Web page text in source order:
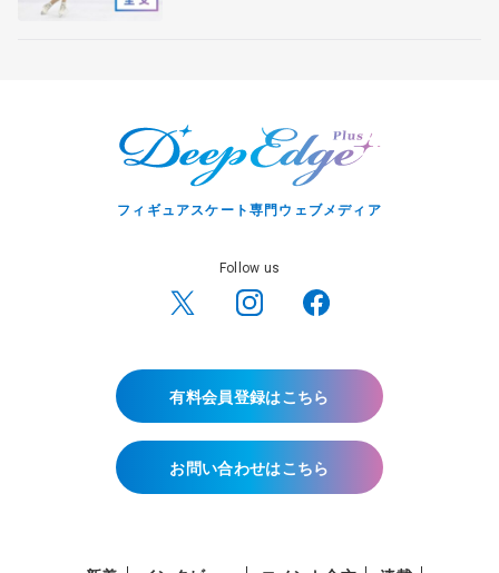
フィギュアスケート専門ウェブメディア
Follow us
有料会員登録はこちら
お問い合わせはこちら